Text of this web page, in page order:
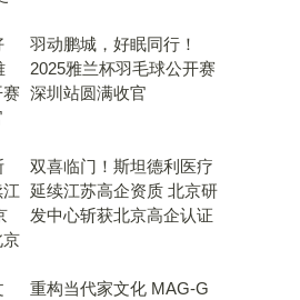
羽动鹏城，好眠同行！
2025雅兰杯羽毛球公开赛
深圳站圆满收官
双喜临门！斯坦德利医疗
延续江苏高企资质 北京研
发中心斩获北京高企认证
重构当代家文化 MAG-G